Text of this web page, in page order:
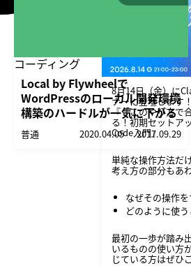
コーディング
Local by Flywheelで
WordPressのローカル開発環境
構築のハードルが一気に下がる
普通 2020.04.05 2017.09.29
8月14日（金）に
ナーに登壇します！
『「このやり方で
る！初期セットア
Code入門』
単純な操作方法だ
考え方の部分もあ
なぜその操作
どのように使
最初の一歩が踏み
いるものの使い方
じている方はぜひ